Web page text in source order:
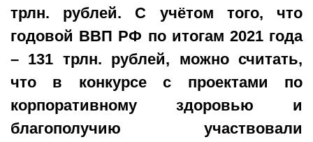
трлн. рублей. С учётом того, что
годовой ВВП РФ по итогам 2021 года
– 131 трлн. рублей, можно считать,
что в конкурсе с проектами по
корпоративному здоровью и
благополучию участвовали